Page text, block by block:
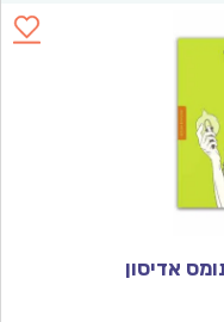
אדיסון